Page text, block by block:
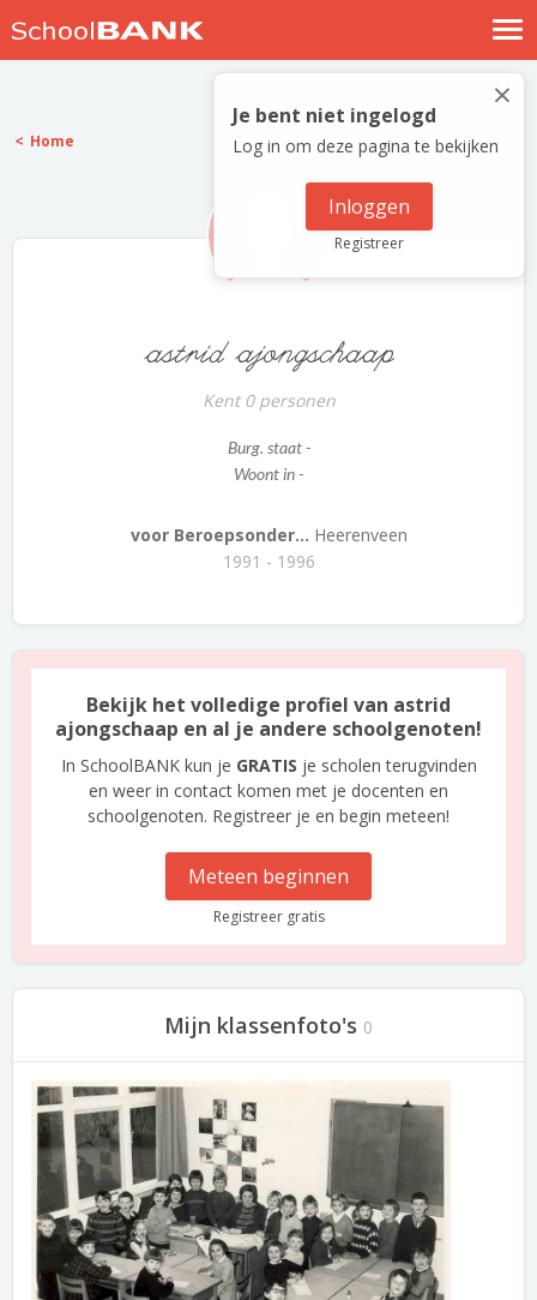
Nostalgische verhalen
Log in
Meld je gratis aan
×
Je bent niet ingelogd
Log in om deze pagina te bekijken
Inloggen
Registreer
Home
astrid ajongschaap
Kent 0 personen
Burg. staat -
Woont in -
voor Beroepsonder... Heerenveen
1991 - 1996
Bekijk het volledige profiel van astrid
ajongschaap en al je andere schoolgenoten!
In SchoolBANK kun je GRATIS je scholen terugvinden
en weer in contact komen met je docenten en
schoolgenoten. Registreer je en begin meteen!
Meteen beginnen
Registreer gratis
Mijn klassenfoto's 0